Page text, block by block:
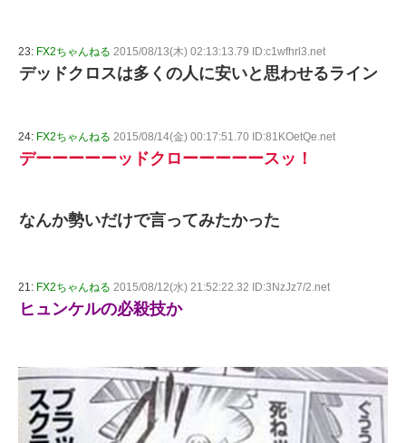
23: FX2ちゃんねる 2015/08/13(木) 02:13:13.79 ID:c1wfhrl3.net
デッドクロスは多くの人に安いと思わせるライン
24: FX2ちゃんねる 2015/08/14(金) 00:17:51.70 ID:81KOetQe.net
デーーーーーッドクローーーーースッ！
なんか勢いだけで言ってみたかった
21: FX2ちゃんねる 2015/08/12(水) 21:52:22.32 ID:3NzJz7/2.net
ヒュンケルの必殺技か